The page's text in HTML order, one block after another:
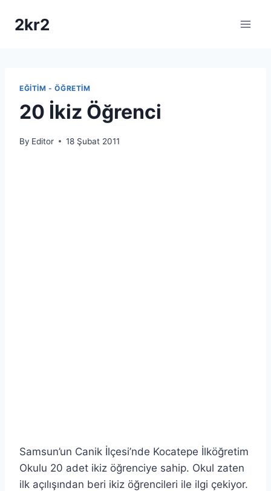
2kr2
EĞITIM - ÖĞRETIM
20 İkiz Öğrenci
By Editor 18 Şubat 2011
Samsun’un Canik İlçesi’nde Kocatepe İlköğretim
Okulu 20 adet ikiz öğrenciye sahip. Okul zaten
ilk açılışından beri ikiz öğrencileri ile ilgi çekiyor.